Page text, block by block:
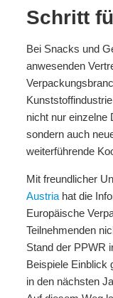
Schritt
Bei Snacks und
anwesenden
nicht nur einzelne
sondern auch
weiterführende
Mit freundlicher
Austriahat die
Europäische
Teilnehmenden
Stand der PPWR
Beispiele Einblick
in den nächsten